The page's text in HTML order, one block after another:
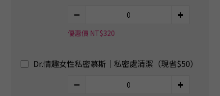
優惠價 NT$320
Dr.情趣女性私密慕斯｜私密處清潔（現省$50）